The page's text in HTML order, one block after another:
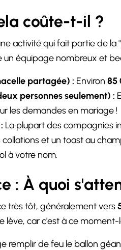
coûte-t-il ?
activité qui fait partie de la
un équipage nombreux et
partagée) : Environ 85
personnes seulement) :
les demandes en mariage !
La plupart des compagnies
collations et un toast au
à votre nom.
: À quoi
très tôt, généralement vers
lève, car c'est à ce
remplir de feu le ballon